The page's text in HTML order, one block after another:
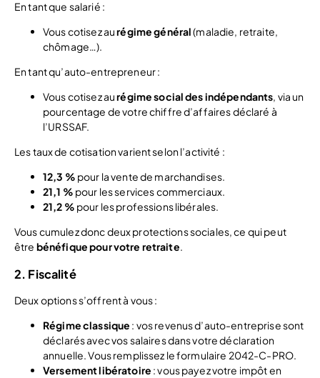
En tant que salarié :
Vous cotisez aurégime général(maladie, retraite,
chômage…).
En tant qu’auto-entrepreneur :
Vous cotisez aurégime social des indépendants, via un
pourcentage de votre chiffre d’affaires déclaré à
l’URSSAF.
Les taux de cotisation varient selon l’activité :
12,3 % pour la vente de marchandises.
21,1 % pour les services commerciaux.
21,2 % pour les professions libérales.
Vous cumulez donc deux protections sociales, ce qui peut
être bénéfique pour votre retraite.
2. Fiscalité
Deux options s’offrent à vous :
Régime classique : vos revenus d’auto-entreprise sont
déclarés avec vos salaires dans votre déclaration
annuelle. Vous remplissez le formulaire 2042-C-PRO.
Versement libératoire : vous payez votre impôt en